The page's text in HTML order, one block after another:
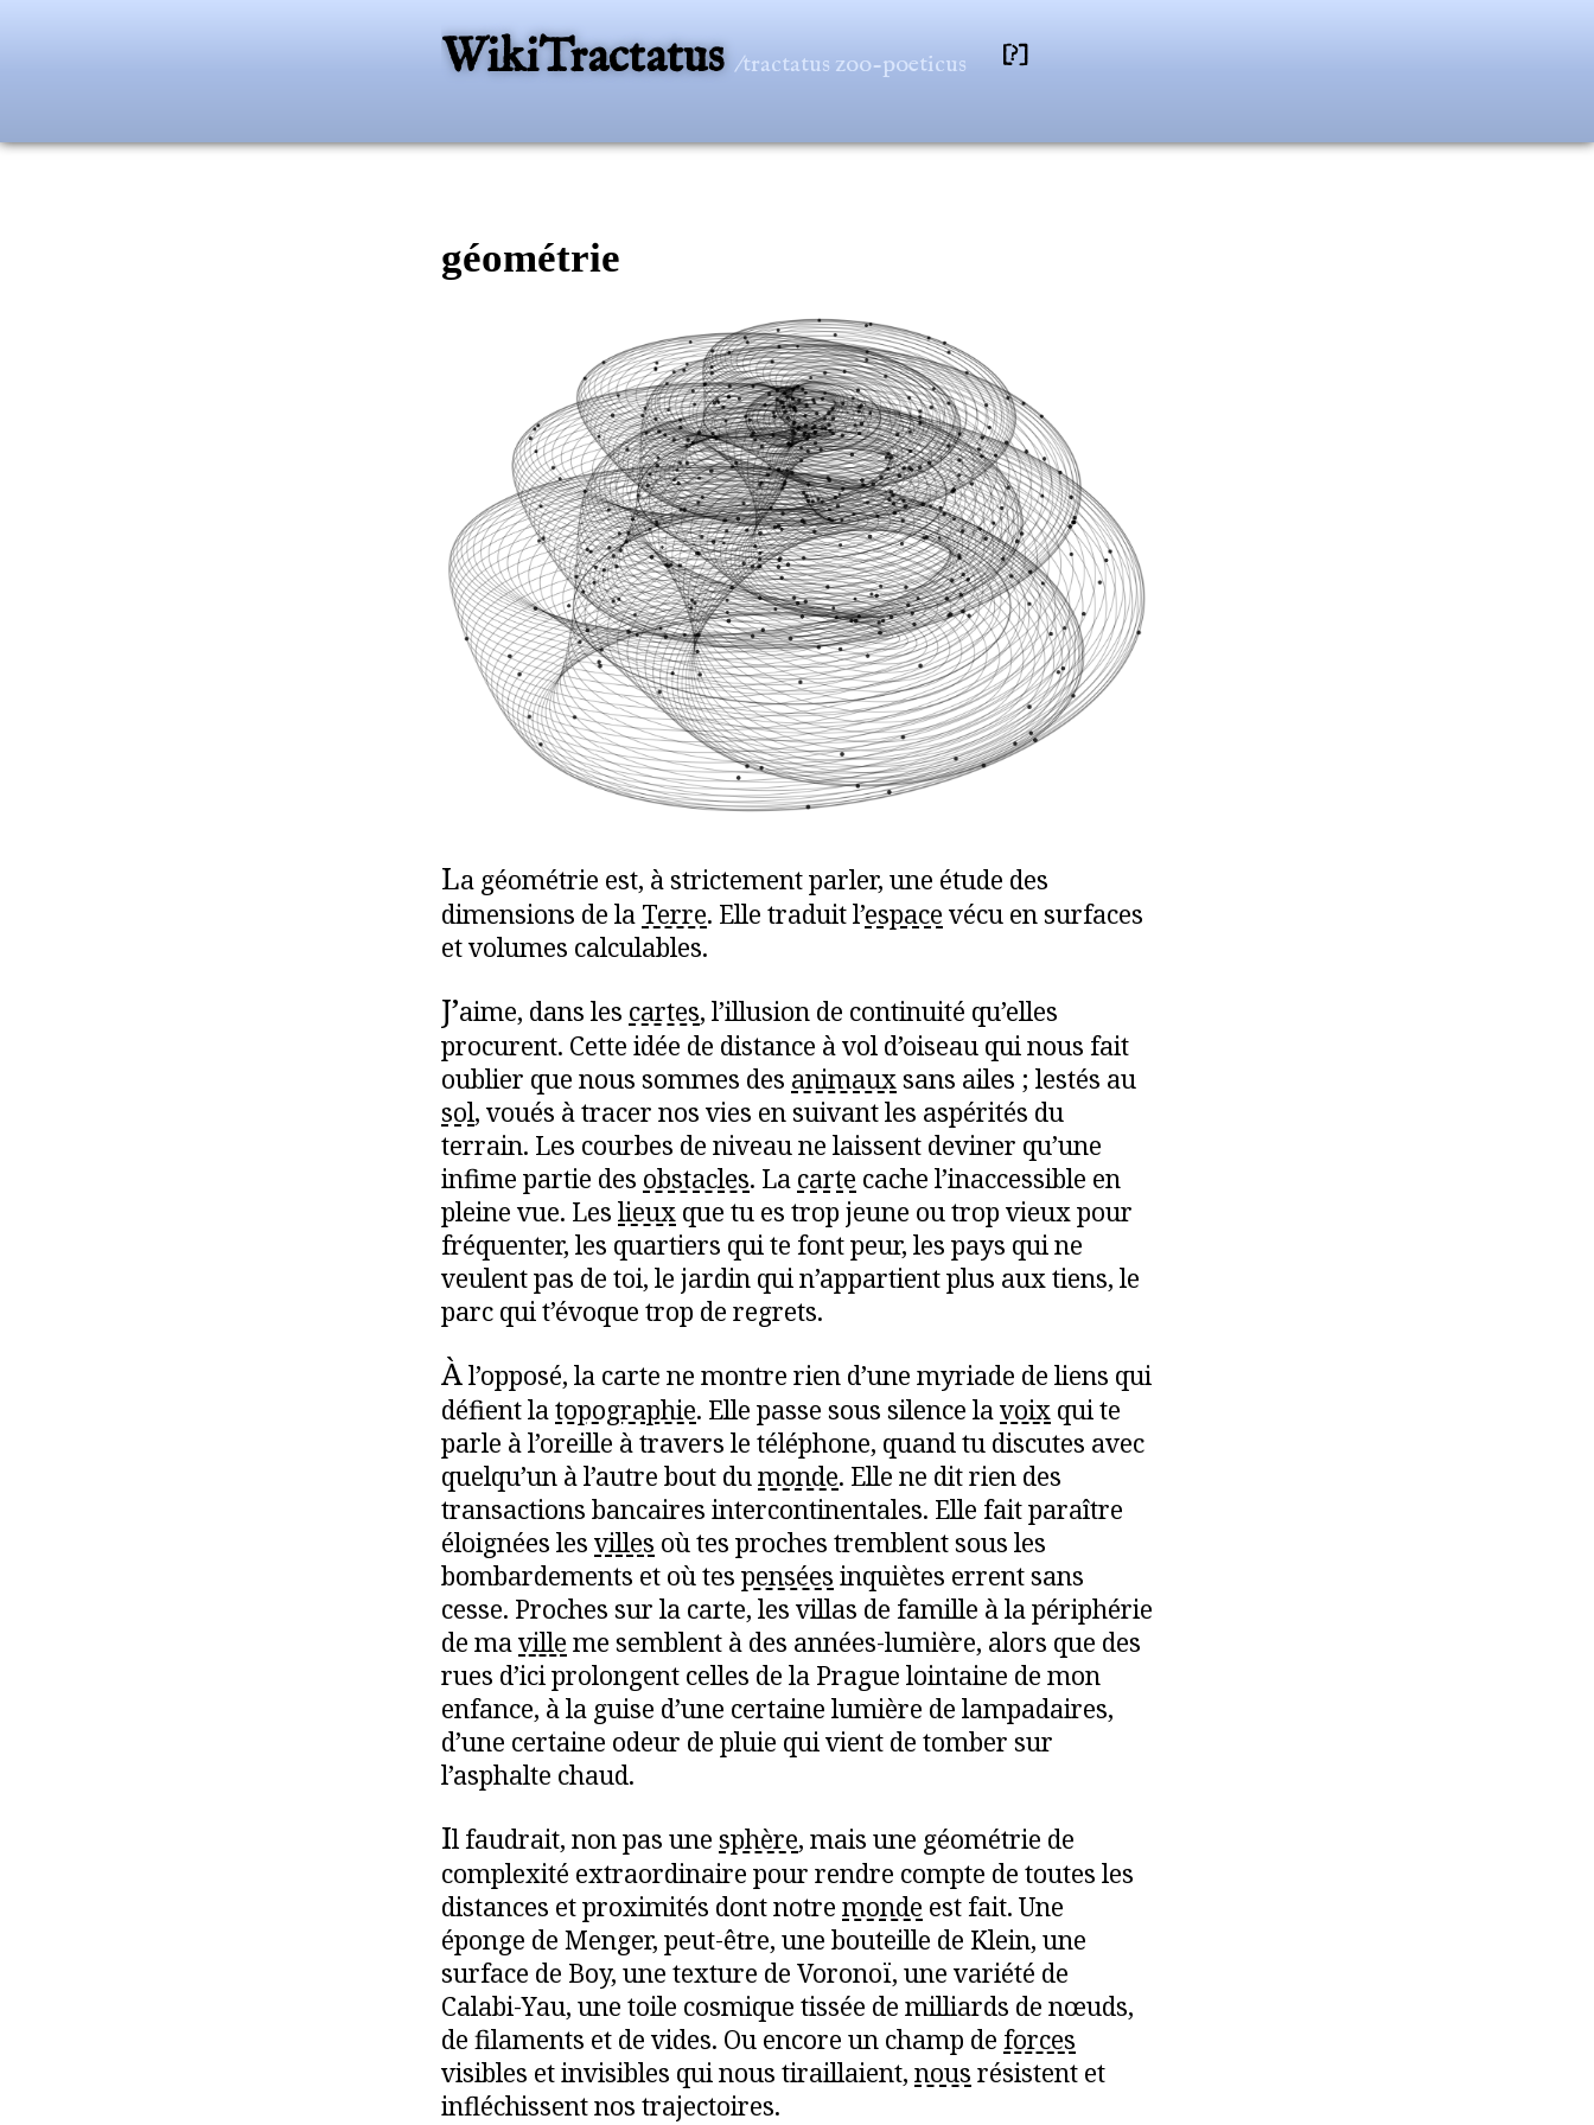
WikiTractatus /tractatus zoo-poeticus [?]
géométrie
La géométrie est, à strictement parler, une étude des
dimensions de la Terre. Elle traduit l’espace vécu en surfaces
et volumes calculables.
J’aime, dans les cartes, l’illusion de continuité qu’elles
procurent. Cette idée de distance à vol d’oiseau qui nous fait
oublier que nous sommes des animauxsans ailes ; lestés au
sol, voués à tracer nos vies en suivant les aspérités du
terrain. Les courbes de niveau ne laissent deviner qu’une
infime partie des obstacles. La carte cache l’inaccessible en
pleine vue. Les lieux que tu es trop jeune ou trop vieux pour
fréquenter, les quartiers qui te font peur, les pays qui ne
veulent pas de toi, le jardin qui n’appartient plus aux tiens, le
parc qui t’évoque trop de regrets.
Àl’opposé, la carte ne montre rien d’une myriade de liens qui
défient latopographie. Elle passe sous silence lavoix qui te
parle à l’oreille à travers le téléphone, quand tu discutes avec
quelqu’un à l’autre bout dumonde. Elle ne dit rien des
transactions bancaires intercontinentales. Elle fait paraître
éloignées les villes où tes proches tremblent sous les
bombardements et où tes pensées inquiètes errent sans
cesse. Proches sur la carte, les villas de famille à la périphérie
de maville me semblent à des années-lumière, alors que des
rues d’ici prolongent celles de la Prague lointaine de mon
enfance, à la guise d’une certaine lumière de lampadaires,
d’une certaine odeur de pluie qui vient de tomber sur
l’asphalte chaud.
Il faudrait, non pas une sphère, mais une géométrie de
complexité extraordinaire pour rendre compte de toutes les
distances et proximités dont notre monde est fait. Une
éponge de Menger, peut-être, une bouteille de Klein, une
surface de Boy, une texture de Voronoï, une variété de
Calabi-Yau, une toile cosmique tissée de milliards de nœuds,
de filaments et de vides. Ou encore un champ de forces
visibles et invisibles qui nous tiraillaient, nous résistent et
infléchissent nos trajectoires.